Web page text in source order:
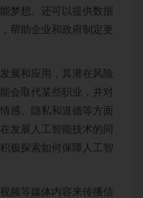
梦想。还可以提供数据
帮助企业和政府制定更
展和应用，其潜在风险
会取代某些职业，并对
感、隐私和道德等方面
发展人工智能技术的同
极探索如何保障人工智
频等媒体内容来传播信